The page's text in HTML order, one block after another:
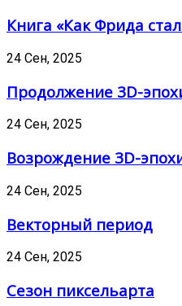
Книга «Как Фрида
24 Сен, 2025
Продолжение 3D-
24 Сен, 2025
Возрождение 3D-
24 Сен, 2025
Векторный период
24 Сен, 2025
Сезон пиксельарта